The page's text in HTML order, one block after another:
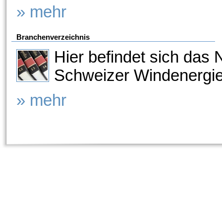
» mehr
Branchenverzeichnis
Hier befindet sich das
Schweizer
» mehr